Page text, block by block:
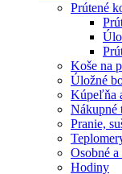
Prútené
Koše na
Úložné
Kúpeľňa
Nákupné
Pranie,
Osobné
Hodiny